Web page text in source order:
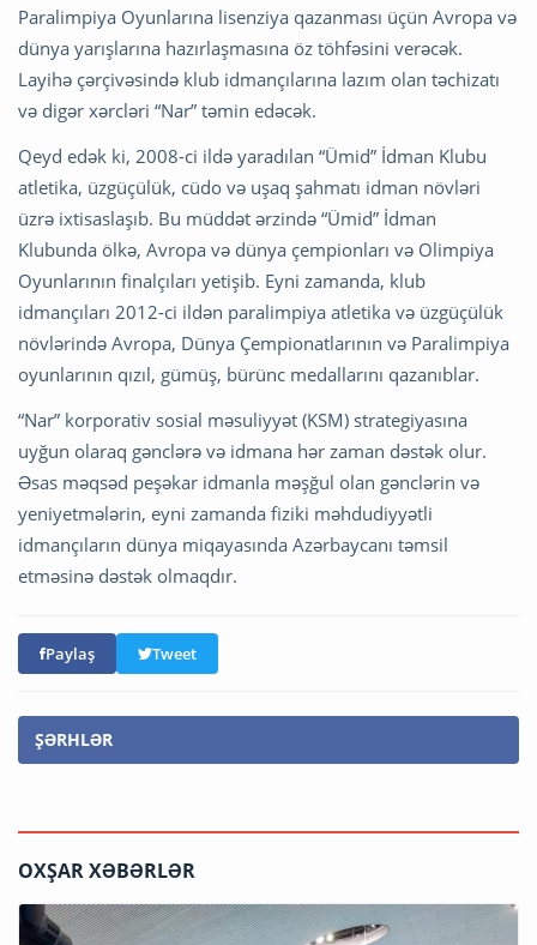
Paralimpiya Oyunlarına lisenziya qazanması üçün Avropa və
dünya yarışlarına hazırlaşmasına öz töhfəsini verəcək.
Layihə çərçivəsində klub idmançılarına lazım olan təchizatı
və digər xərcləri “Nar” təmin edəcək.
Qeyd edək ki, 2008-ci ildə yaradılan “Ümid” İdman Klubu
atletika, üzgüçülük, cüdo və uşaq şahmatı idman növləri
üzrə ixtisaslaşıb. Bu müddət ərzində “Ümid” İdman
Klubunda ölkə, Avropa və dünya çempionları və Olimpiya
Oyunlarının finalçıları yetişib. Eyni zamanda, klub
idmançıları 2012-ci ildən paralimpiya atletika və üzgüçülük
növlərində Avropa, Dünya Çempionatlarının və Paralimpiya
oyunlarının qızıl, gümüş, bürünc medallarını qazanıblar.
“Nar” korporativ sosial məsuliyyət (KSM) strategiyasına
uyğun olaraq gənclərə və idmana hər zaman dəstək olur.
Əsas məqsəd peşəkar idmanla məşğul olan gənclərin və
yeniyetmələrin, eyni zamanda fiziki məhdudiyyətli
idmançıların dünya miqayasında Azərbaycanı təmsil
etməsinə dəstək olmaqdır.
Paylaş Tweet
ŞƏRHLƏR
OXŞAR XƏBƏRLƏR